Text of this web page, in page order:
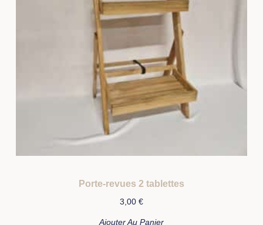
Porte-revues 2 tablettes
3,00 €
Ajouter Au Panier